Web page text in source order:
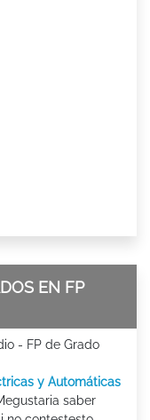
EN FP
- FP de Grado
y Automáticas
saber